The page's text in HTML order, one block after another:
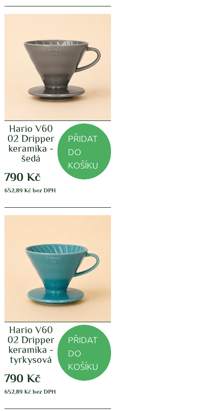
Hario V60
02 Dripper
keramika -
šedá
790 Kč
652,89 Kčbez DPH
PŘIDAT
DO
KOŠÍKU
Hario V60
02 Dripper
keramika -
tyrkysová
790 Kč
652,89 Kčbez DPH
PŘIDAT
DO
KOŠÍKU